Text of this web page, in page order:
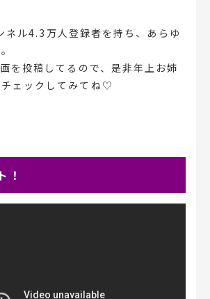
ル4.3万人登録者を持ち、あらゆ
を投稿してるので、是非年上お姉
ェックしてみてね♡
！